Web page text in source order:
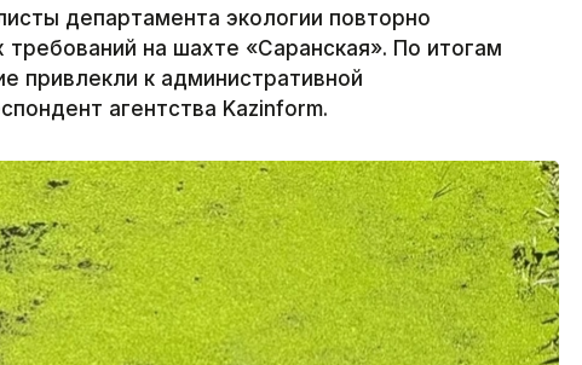
департамента экологии повторно
на шахте «Саранская». По итогам
привлекли к административной
агентства Kazinform.